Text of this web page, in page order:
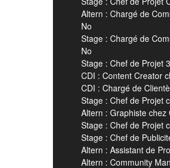
Altern : Chargé de
No
Stage : Chargé de
No
Stage : Chef de Projet
CDI : Content Creator
CDI : Chargé de
Stage : Chef de Projet
Altern : Graphiste chez
Stage : Chef de Projet
Stage : Chef de
Altern : Assistant de
Altern : Community